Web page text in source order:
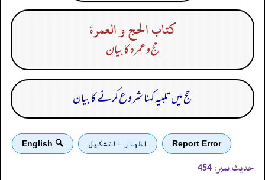
كتاب الحج و العمرة
حج و عمرہ کا بیان
حج میں تلبیہ کہنا شروع کرنے کا بیان
Report Error اظهار التشكيل 🔍 English
حدیث نمبر: 454